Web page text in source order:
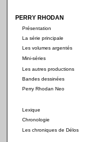
PERRY RHODAN
Présentation
La série principale
Les volumes argentés
Mini-séries
Les autres productions
Bandes dessinées
Perry Rhodan Neo
Lexique
Chronologie
Les chroniques de Délos